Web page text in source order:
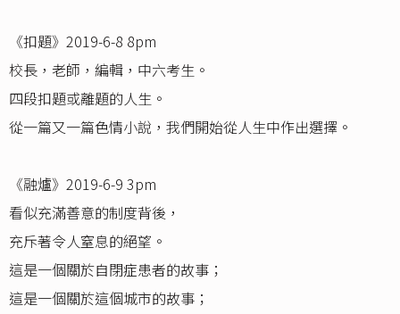
《扣題》2019-6-8 8pm
校長，老師，編輯，中六考生。
四段扣題或離題的人生。
從一篇又一篇色情小說，我們開始從人生中作出選擇。
《融爐》2019-6-9 3pm
看似充滿善意的制度背後，
充斥著令人窒息的絕望。
這是一個關於自閉症患者的故事；
這是一個關於這個城市的故事；